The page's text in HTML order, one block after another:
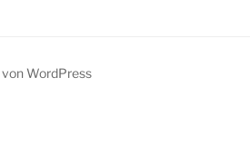
WordPress